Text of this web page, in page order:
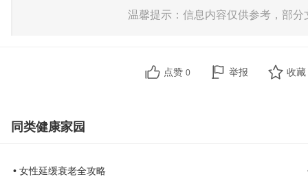
温馨提示：信息内容仅供参考，部
点赞 0 举报 收藏
同类健康家园
• 女性延缓衰老全攻略